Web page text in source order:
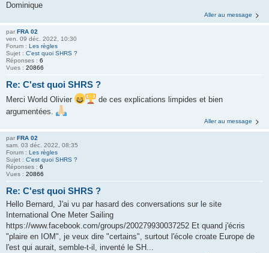
Dominique
Aller au message
par FRA 02
ven. 09 déc. 2022, 10:30
Forum : Les règles
Sujet : C'est quoi SHRS ?
Réponses : 6
Vues : 20866
Re: C'est quoi SHRS ?
Merci World Olivier
de ces explications limpides et bien
argumentées.
Aller au message
par FRA 02
sam. 03 déc. 2022, 08:35
Forum : Les règles
Sujet : C'est quoi SHRS ?
Réponses : 6
Vues : 20866
Re: C'est quoi SHRS ?
Hello Bernard, J'ai vu par hasard des conversations sur le site
International One Meter Sailing
https://www.facebook.com/groups/200279930037252 Et quand j'écris
"plaire en IOM", je veux dire "certains", surtout l'école croate Europe de
l'est qui aurait, semble-t-il, inventé le SH...